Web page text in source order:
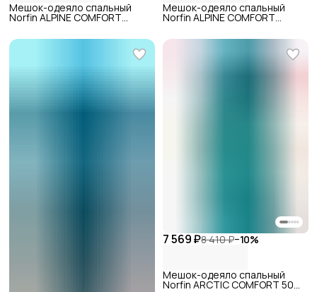
Мешок-одеяло спальный
Norfin ALPINE COMFORT
Мешок-одеяло спальный
Norfin ALPINE COMFORT
7 569 ₽8 410 ₽−10%
Мешок-одеяло спальный
Norfin ARCTIC COMFORT 500